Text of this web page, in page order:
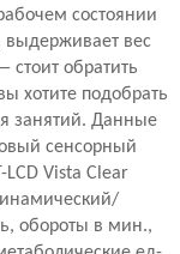
состоянии
выдерживает вес
стоит обратить
хотите подобрать
занятий. Данные
сенсорный
Vista Clear
обороты в мин.,